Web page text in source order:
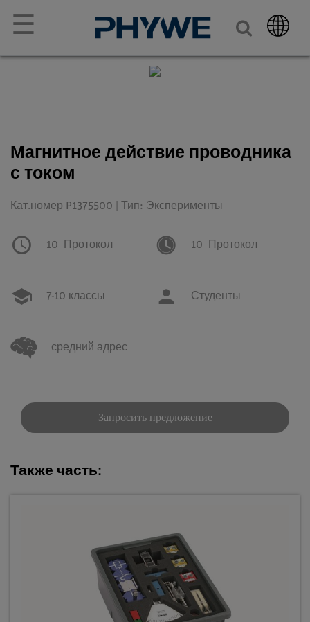
☰
Магнитное действие проводника
с током
Кат.номер P1375500 | Тип: Эксперименты
10 Протокол 10 Протокол
7-10 классы Студенты
средний адрес
Запросить предложение
Также часть: